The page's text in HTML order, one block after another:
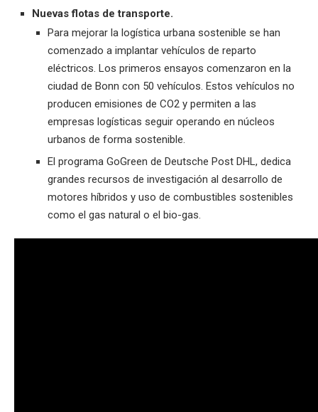
Nuevas flotas de transporte.
Para mejorar la logística urbana sostenible se han
comenzado a implantar vehículos de reparto
eléctricos. Los primeros ensayos comenzaron en la
ciudad de Bonn con 50 vehículos. Estos vehículos no
producen emisiones de CO2 y permiten a las
empresas logísticas seguir operando en núcleos
urbanos de forma sostenible.
El programa GoGreen de Deutsche Post DHL, dedica
grandes recursos de investigación al desarrollo de
motores híbridos y uso de combustibles sostenibles
como el gas natural o el bio-gas.